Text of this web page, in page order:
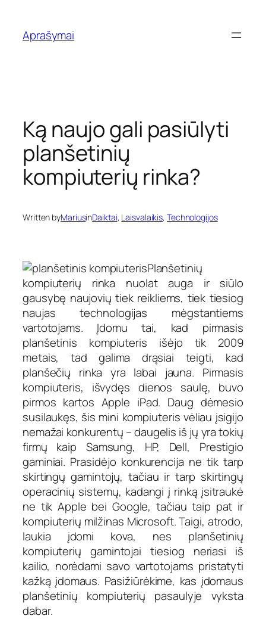
turinio
Aprašymai
Ką naujo gali pasiūlyti
planšetinių
kompiuterių rinka?
Written byMariusinDaiktai, Laisvalaikis, Technologijos
Planšetinių
kompiuterių rinka nuolat auga ir siūlo
gausybę naujovių tiek reikliems, tiek tiesiog
naujas technologijas mėgstantiems
vartotojams. Įdomu tai, kad pirmasis
planšetinis kompiuteris išėjo tik 2009
metais, tad galima drąsiai teigti, kad
planšečių rinka yra labai jauna. Pirmasis
kompiuteris, išvydęs dienos saulę, buvo
pirmos kartos Apple iPad. Daug dėmesio
susilaukęs, šis mini kompiuteris vėliau įsigijo
nemažai konkurentų – daugelis iš jų yra tokių
firmų kaip Samsung, HP, Dell, Prestigio
gaminiai. Prasidėjo konkurencija ne tik tarp
skirtingų gamintojų, tačiau ir tarp skirtingų
operacinių sistemų, kadangi į rinką įsitraukė
ne tik Apple bei Google, tačiau taip pat ir
kompiuterių milžinas Microsoft. Taigi, atrodo,
laukia įdomi kova, nes planšetinių
kompiuterių gamintojai tiesiog neriasi iš
kailio, norėdami savo vartotojams pristatyti
kažką įdomaus. Pasižiūrėkime, kas įdomaus
planšetinių kompiuterių pasaulyje vyksta
dabar.